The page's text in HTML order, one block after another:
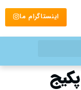
اینستاگرام ما